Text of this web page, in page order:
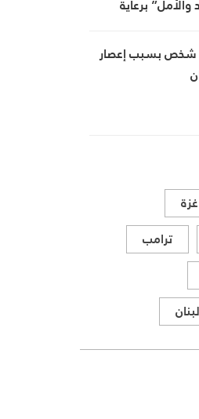
برعاية
260 ألف شخص بسبب إعصار
غزة
ترامب